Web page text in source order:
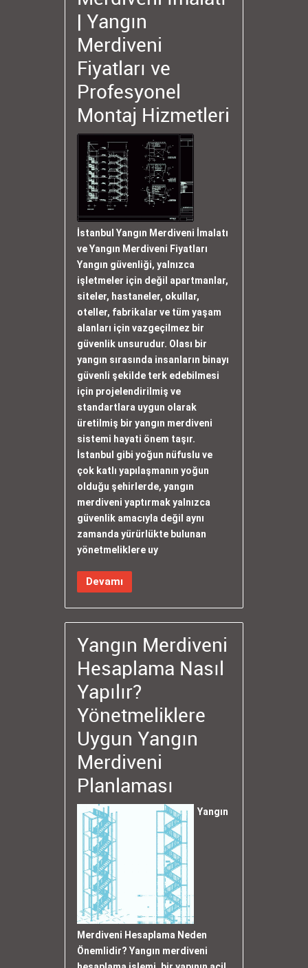
| Yangın
Merdiveni
Fiyatları ve
Profesyonel
Montaj Hizmetleri
İstanbul Yangın Merdiveni İmalatı
ve Yangın Merdiveni Fiyatları
Yangın güvenliği, yalnızca
işletmeler için değil apartmanlar,
siteler, hastaneler, okullar,
oteller, fabrikalar ve tüm yaşam
alanları için vazgeçilmez bir
güvenlik unsurudur. Olası bir
yangın sırasında insanların binayı
güvenli şekilde terk edebilmesi
için projelendirilmiş ve
standartlara uygun olarak
üretilmiş bir yangın merdiveni
sistemi hayati önem taşır.
İstanbul gibi yoğun nüfuslu ve
çok katlı yapılaşmanın yoğun
olduğu şehirlerde, yangın
merdiveni yaptırmak yalnızca
güvenlik amacıyla değil aynı
zamanda yürürlükte bulunan
yönetmeliklere uy
Devamı
Yangın Merdiveni
Hesaplama Nasıl
Yapılır?
Yönetmeliklere
Uygun Yangın
Merdiveni
Planlaması
Yangın
Merdiveni Hesaplama Neden
Önemlidir? Yangın merdiveni